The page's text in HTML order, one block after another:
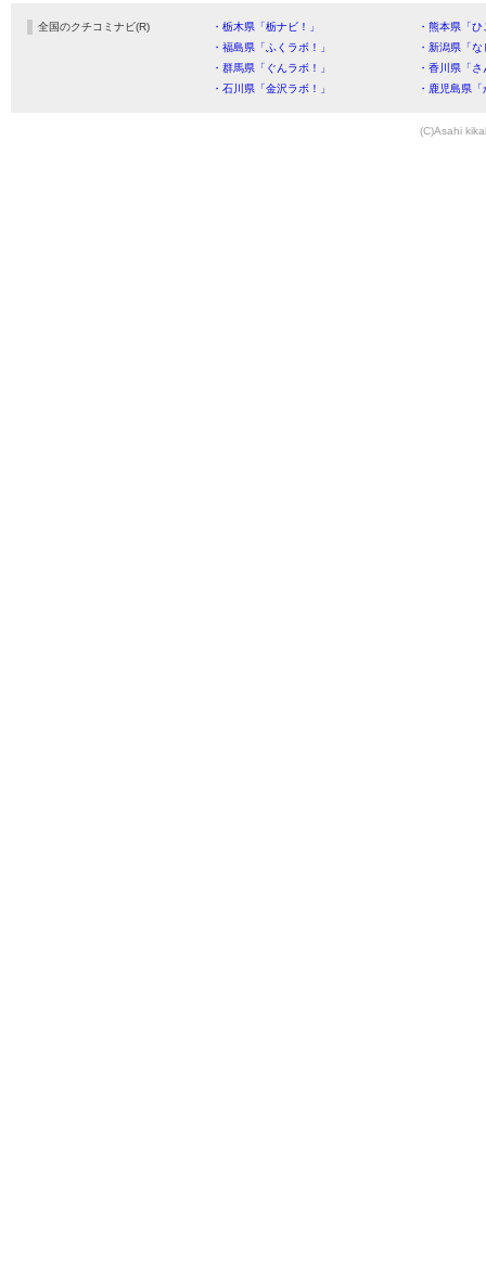
全国のクチコミナビ(R) ・栃木県「栃ナビ！」
・熊本県「
・福島県「ふくラボ！」
・新潟県「
・群馬県「ぐんラボ！」
・香川県「
・石川県「金沢ラボ！」
・鹿児島県
(C)Asahi